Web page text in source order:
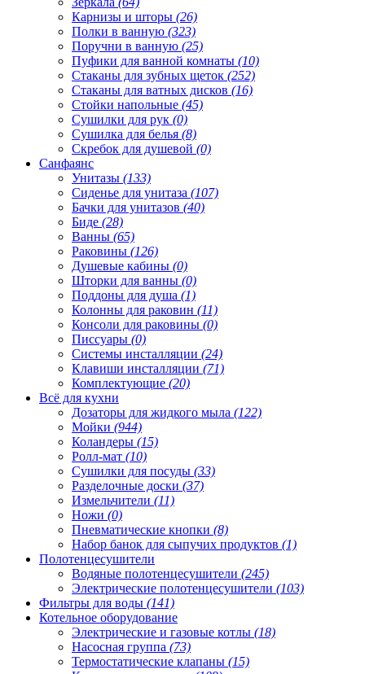
Карнизы и шторы (26)
Полки в ванную (323)
Поручни в ванную (25)
Пуфики для ванной комнаты (10)
Стаканы для зубных щеток (252)
Стаканы для ватных дисков (16)
Стойки напольные (45)
Сушилки для рук (0)
Сушилка для белья (8)
Скребок для душевой (0)
Санфаянс
Унитазы (133)
Сиденье для унитаза (107)
Бачки для унитазов (40)
Биде (28)
Ванны (65)
Раковины (126)
Душевые кабины (0)
Шторки для ванны (0)
Поддоны для душа (1)
Колонны для раковин (11)
Консоли для раковины (0)
Писсуары (0)
Системы инсталляции (24)
Клавиши инсталляции (71)
Комплектующие (20)
Всё для кухни
Дозаторы для жидкого мыла (122)
Мойки (944)
Коландеры (15)
Ролл-мат (10)
Сушилки для посуды (33)
Разделочные доски (37)
Измельчители (11)
Ножи (0)
Пневматические кнопки (8)
Набор банок для сыпучих продуктов (1)
Полотенцесушители
Водяные полотенцесушители (245)
Электрические полотенцесушители (103)
Фильтры для воды (141)
Котельное оборудование
Электрические и газовые котлы (18)
Насосная группа (73)
Термостатические клапаны (15)